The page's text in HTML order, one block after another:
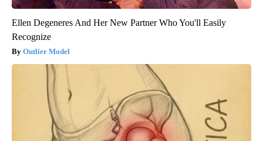
Ellen Degeneres And Her New Partner Who You'll Easily
Recognize
Outlier Model